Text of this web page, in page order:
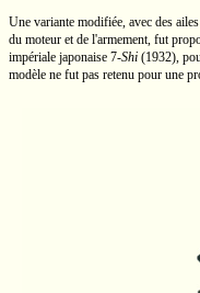
Une variante modifiée, avec des
du moteur et de l'armement, fut
impériale japonaise 7-Shi (1932),
modèle ne fut pas retenu pour une